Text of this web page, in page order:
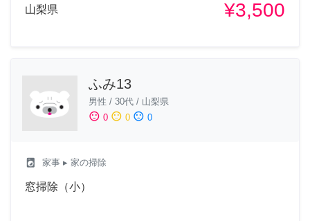
山梨県 ¥3,500
ふみ13
男性 / 30代 / 山梨県
sentiment_satisfied 0 sentiment_neutral 0 sentiment_dissatisfied 0
local_laundry_service 家事 ▸ 家の掃除
窓掃除（小）